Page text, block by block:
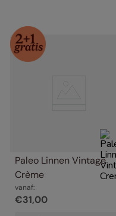
Paleo Linnen Vintage
Crème
vanaf:
€31,00